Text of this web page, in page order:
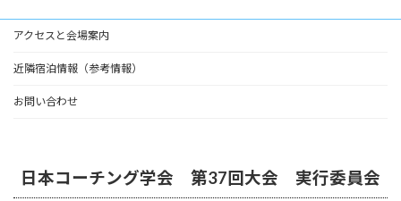
アクセスと会場案内
近隣宿泊情報（参考情報）
お問い合わせ
日本コーチング学会 第37回大会 実行委員会